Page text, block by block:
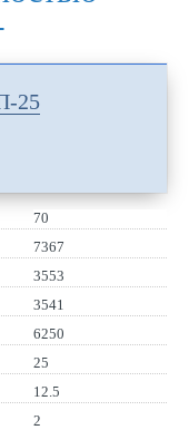
25
70
7367
3553
3541
6250
25
12.5
2